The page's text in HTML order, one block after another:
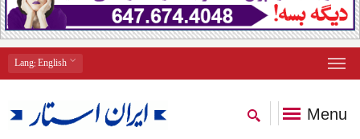
Lang: English
Menu